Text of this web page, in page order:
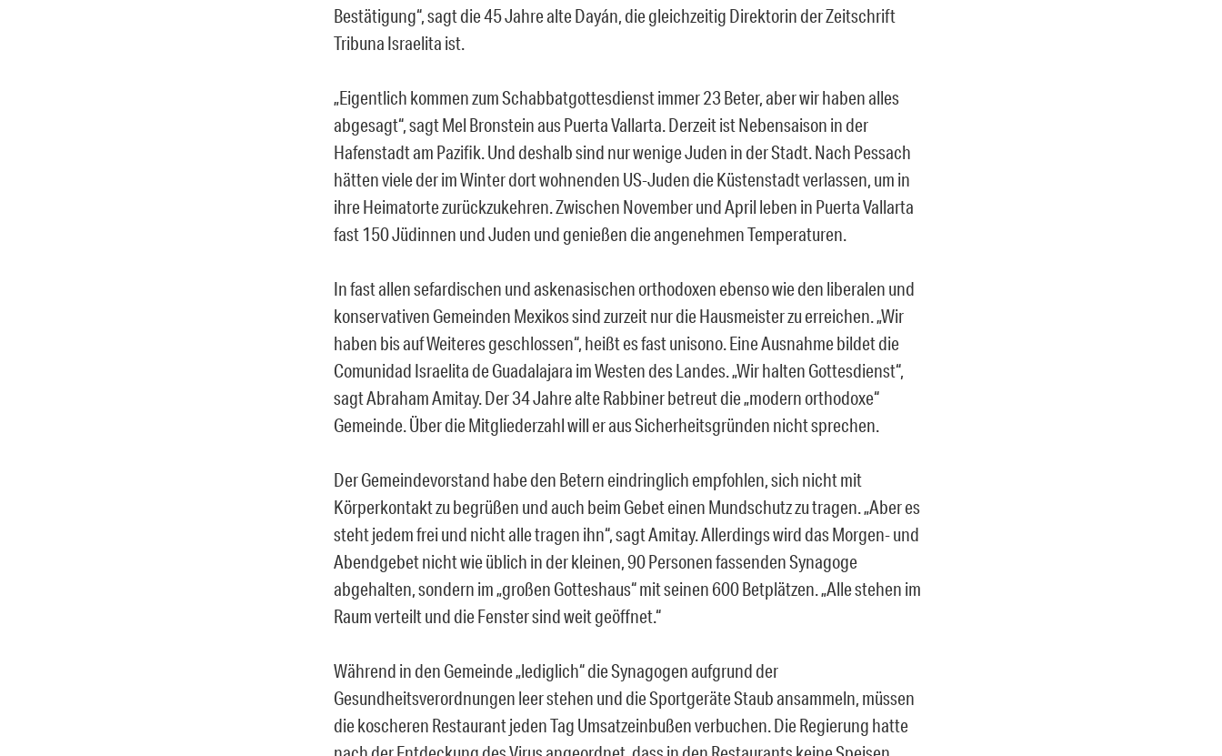
Bestätigung“, sagt die 45 Jahre alte Dayán, die gleichzeitig Direktorin der Zeitschrift
Tribuna Israelita ist.
„Eigentlich kommen zum Schabbatgottesdienst immer 23 Beter, aber wir haben alles
abgesagt“, sagt Mel Bronstein aus Puerta Vallarta. Derzeit ist Nebensaison in der
Hafenstadt am Pazifik. Und deshalb sind nur wenige Juden in der Stadt. Nach Pessach
hätten viele der im Winter dort wohnenden US-Juden die Küstenstadt verlassen, um in
ihre Heimatorte zurückzukehren. Zwischen November und April leben in Puerta Vallarta
fast 150 Jüdinnen und Juden und genießen die angenehmen Temperaturen.
In fast allen sefardischen und askenasischen orthodoxen ebenso wie den liberalen und
konservativen Gemeinden Mexikos sind zurzeit nur die Hausmeister zu erreichen. „Wir
haben bis auf Weiteres geschlossen“, heißt es fast unisono. Eine Ausnahme bildet die
Comunidad Israelita de Guadalajara im Westen des Landes. „Wir halten Gottesdienst“,
sagt Abraham Amitay. Der 34 Jahre alte Rabbiner betreut die „modern orthodoxe“
Gemeinde. Über die Mitgliederzahl will er aus Sicherheitsgründen nicht sprechen.
Der Gemeindevorstand habe den Betern eindringlich empfohlen, sich nicht mit
Körperkontakt zu begrüßen und auch beim Gebet einen Mundschutz zu tragen. „Aber es
steht jedem frei und nicht alle tragen ihn“, sagt Amitay. Allerdings wird das Morgen- und
Abendgebet nicht wie üblich in der kleinen, 90 Personen fassenden Synagoge
abgehalten, sondern im „großen Gotteshaus“ mit seinen 600 Betplätzen. „Alle stehen im
Raum verteilt und die Fenster sind weit geöffnet.“
Während in den Gemeinde „lediglich“ die Synagogen aufgrund der
Gesundheitsverordnungen leer stehen und die Sportgeräte Staub ansammeln, müssen
die koscheren Restaurant jeden Tag Umsatzeinbußen verbuchen. Die Regierung hatte